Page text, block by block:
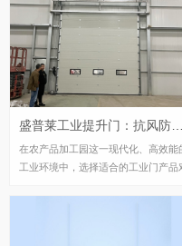
在农产品加工园这一现代化、高效能
工业环境中，选择适合的工业门产品